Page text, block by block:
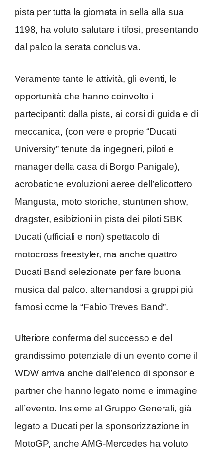
pista per tutta la giornata in sella alla sua
1198, ha voluto salutare i tifosi, presentando
dal palco la serata conclusiva.
Veramente tante le attività, gli eventi, le
opportunità che hanno coinvolto i
partecipanti: dalla pista, ai corsi di guida e di
meccanica, (con vere e proprie “Ducati
University” tenute da ingegneri, piloti e
manager della casa di Borgo Panigale),
acrobatiche evoluzioni aeree dell’elicottero
Mangusta, moto storiche, stuntmen show,
dragster, esibizioni in pista dei piloti SBK
Ducati (ufficiali e non) spettacolo di
motocross freestyler, ma anche quattro
Ducati Band selezionate per fare buona
musica dal palco, alternandosi a gruppi più
famosi come la “Fabio Treves Band”.
Ulteriore conferma del successo e del
grandissimo potenziale di un evento come il
WDW arriva anche dall’elenco di sponsor e
partner che hanno legato nome e immagine
all’evento. Insieme al Gruppo Generali, già
legato a Ducati per la sponsorizzazione in
MotoGP, anche AMG-Mercedes ha voluto